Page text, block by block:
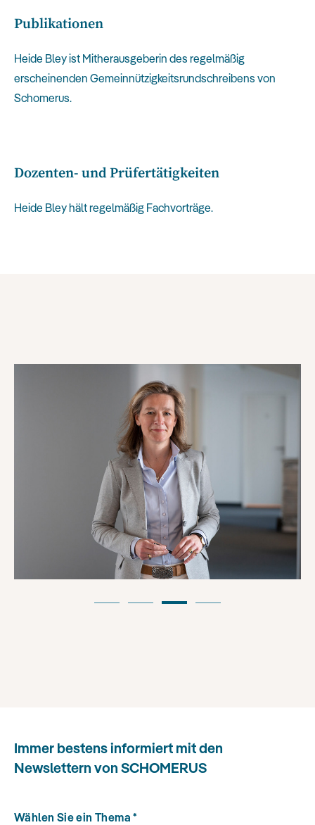
Publikationen
Heide Bley ist Mitherausgeberin des regelmäßig
erscheinenden Gemeinnützigkeitsrundschreibens von
Schomerus.
Dozenten- und Prüfertätigkeiten
Heide Bley hält regelmäßig Fachvorträge.
Immer bestens informiert mit den
Newslettern von SCHOMERUS
Wählen Sie ein Thema *